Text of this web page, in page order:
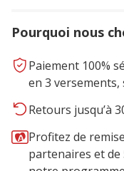
Pourquoi nous
Paiement 100%
en 3 versements,
Retours jusqu’à
Profitez de
partenaires et de